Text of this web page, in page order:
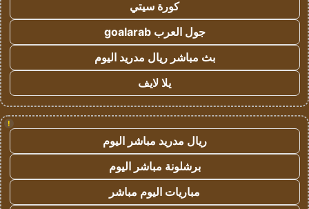
كورة سيتي
جول العرب goalarab
بث مباشر ريال مدريد اليوم
يلا لايف
!
ريال مدريد مباشر اليوم
برشلونة مباشر اليوم
مباريات اليوم مباشر